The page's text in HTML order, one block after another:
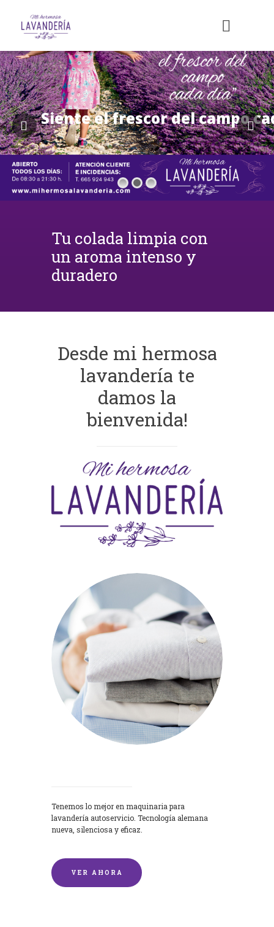
Siente el frescor del campo
Tu colada limpia con
un aroma intenso y
duradero
Desde mi hermosa
lavandería te
damos la
bienvenida!
Tenemos lo mejor en maquinaria para
lavandería autoservicio. Tecnología alemana
nueva, silenciosa y eficaz.
VER AHORA